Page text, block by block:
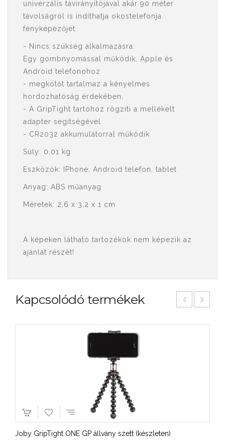
univerzális távirányítójával akár 90 méter
távolságról is indíthatja okostelefonja
fényképezőjét.
- Nincs szükség alkalmazásra:
Egy gombnyomással működik, Apple és
Android telefonohoz
- megkötőt tartalmaz a kényelmes
hordozhatóság érdekében,
- A GripTight tartóhoz rögzíti a mellékelt
adapter segítségével
- CR2032 akkumulátorral működik
Súly: 0,01 kg
Eszközök: IPhone, Android telefon, tablet
Anyag: ABS műanyag
Méretek: 2,6 x 3,2 x 1 cm
A képeken látható tartozékok nem képezik az
ajánlat részét!
Kapcsolódó termékek
Joby GripTight ONE GP állvány szett (készleten)